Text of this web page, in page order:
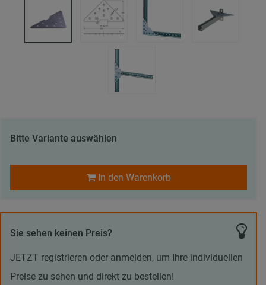
Bitte Variante auswählen
In den Warenkorb
Sie sehen keinen Preis?
JETZT registrieren oder anmelden, um Ihre individuellen
Preise zu sehen und direkt zu bestellen!